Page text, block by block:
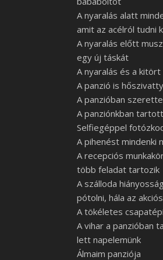
A nyaralás alatt
amit az acélról tudni
A nyaralás előtt
egy új táskát
A nyaralás és a
A panzió is
A panzióban
A panziónkban
Selfiegéppel
A pihenést mindenki
A recepciós
több feladat tartozik
A szálloda
pótolni, hála az
A tökéletes
A vihar a panzióban
lett napelemünk
Álmaim panziója